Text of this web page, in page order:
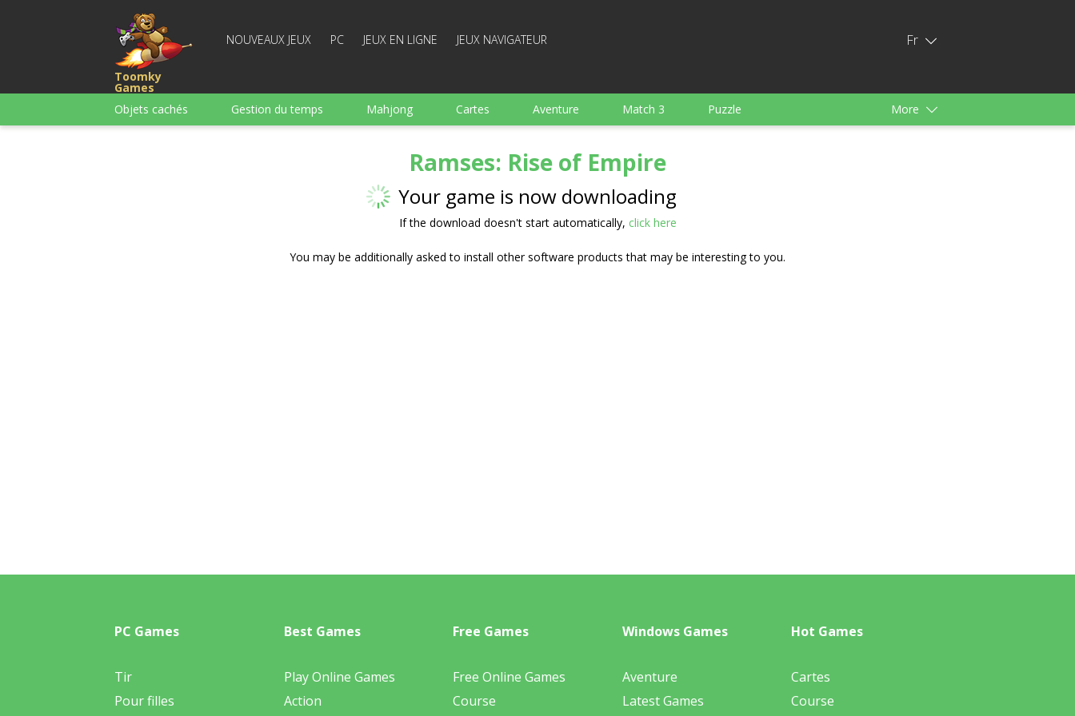
Toomky
Games
NOUVEAUX JEUX PC JEUX EN LIGNE JEUX NAVIGATEUR Fr
Objets cachés Gestion du temps Mahjong Cartes Aventure Match 3 Puzzle
Plateau Arkanoid Mots
More
Ramses: Rise of Empire
Your game is now downloading
If the download doesn't start automatically, click here
You may be additionally asked to install other software products that may be interesting to you.
PC Games
Tir
Pour filles
Best Games
Play Online Games
Action
Free Games
Free Online Games
Course
Windows Games
Aventure
Latest Games
Hot Games
Cartes
Course